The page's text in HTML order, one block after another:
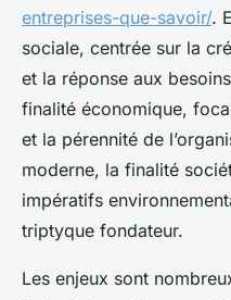
entreprises-que-savoir/.
sociale, centrée sur la
et la réponse aux
finalité économique,
et la pérennité de
moderne, la finalité
impératifs
triptyque fondateur.
Les enjeux sont